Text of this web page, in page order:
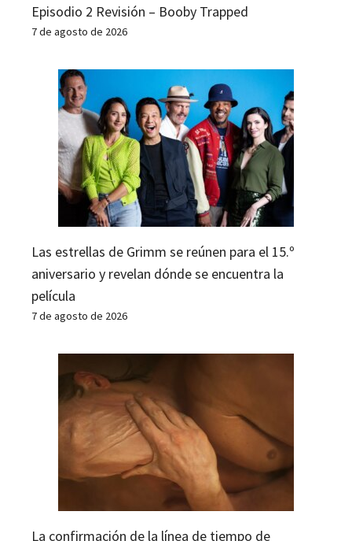
Episodio 2 Revisión – Booby Trapped
7 de agosto de 2026
Las estrellas de Grimm se reúnen para el 15.º
aniversario y revelan dónde se encuentra la
película
7 de agosto de 2026
La confirmación de la línea de tiempo de